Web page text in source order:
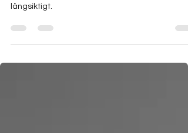
Att bli kär är något som sker i nuet och i affekt.